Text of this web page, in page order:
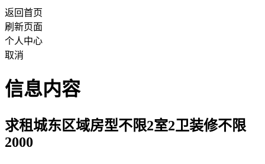
返回首页
刷新页面
个人中心
取消
信息内容
求租城东区域房型不限2室2卫装修不限
2000